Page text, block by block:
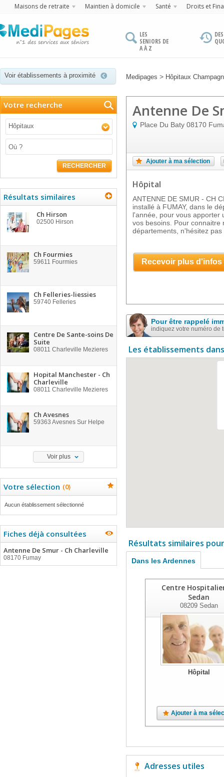
Maisons de retraite Maintien à domicile Santé Droits et
LES
SENIORS DE
A À Z
Voir établissements à proximité Medipages > Hôpitaux
Votre recherche
Hôpitaux
RECHERCHER
Résultats similaires
Ch Hirson
02500 Hirson
Ch Fourmies
59611 Fourmies
Ch Felleries-liessies
59740 Felleries
Centre De Sante-soins De
Suite
08011 Charleville Mezieres
Hopital Manchester - Ch
Charleville
08011 Charleville Mezieres
Ch Avesnes
59363 Avesnes Sur Helpe
Voir plus
Votre sélection (0)
Aucun établissement sélectionné
Fiches déjà consultées
Antenne De Smur - Ch Charleville
08170 Fumay
Antenne De
Place Du Baty 08170
Ajouter à ma sélection
Hôpital
ANTENNE DE SMUR - CH
installé à FUMAY, dans le
l'année, pour vous apporter
vos besoins. Pour connaitre
départements, n'hésitez
Recevoir plus d'infos
Pour être rappelé
indiquez votre numéro de
Les établissements
Résultats similaires
Dans les Ardennes
Centre
Sedan
08209Sedan
Hôpital
Ajouter à ma
Adresses utiles